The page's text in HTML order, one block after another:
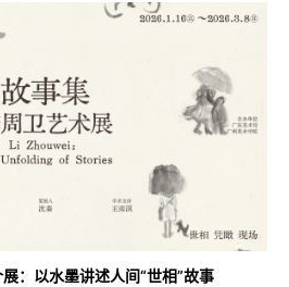
：以水墨讲述人间“世相”故事